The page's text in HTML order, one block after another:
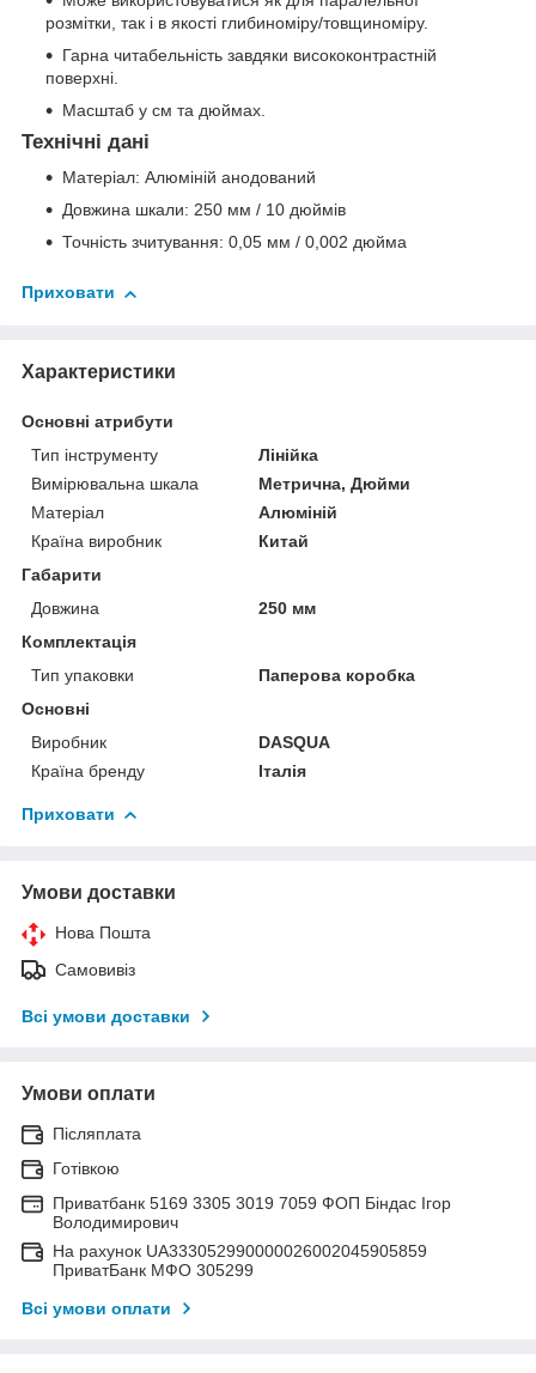
розмітки, так і в якості глибиноміру/товщиноміру.
Гарна читабельність завдяки висококонтрастній
поверхні.
Масштаб у см та дюймах.
Технічні дані
Матеріал: Алюміній анодований
Довжина шкали: 250 мм / 10 дюймів
Точність зчитування: 0,05 мм / 0,002 дюйма
Приховати
Характеристики
Основні атрибути
Тип інструменту
Лінійка
Вимірювальна шкала
Метрична, Дюйми
Матеріал
Алюміній
Країна виробник
Китай
Габарити
Довжина
250 мм
Комплектація
Тип упаковки
Паперова коробка
Основні
Виробник
DASQUA
Країна бренду
Італія
Приховати
Умови доставки
Нова Пошта
Самовивіз
Всі умови доставки
Умови оплати
Післяплата
Готівкою
Приватбанк 5169 3305 3019 7059 ФОП Біндас Ігор
Володимирович
На рахунок UA333052990000026002045905859
ПриватБанк МФО 305299
Всі умови оплати